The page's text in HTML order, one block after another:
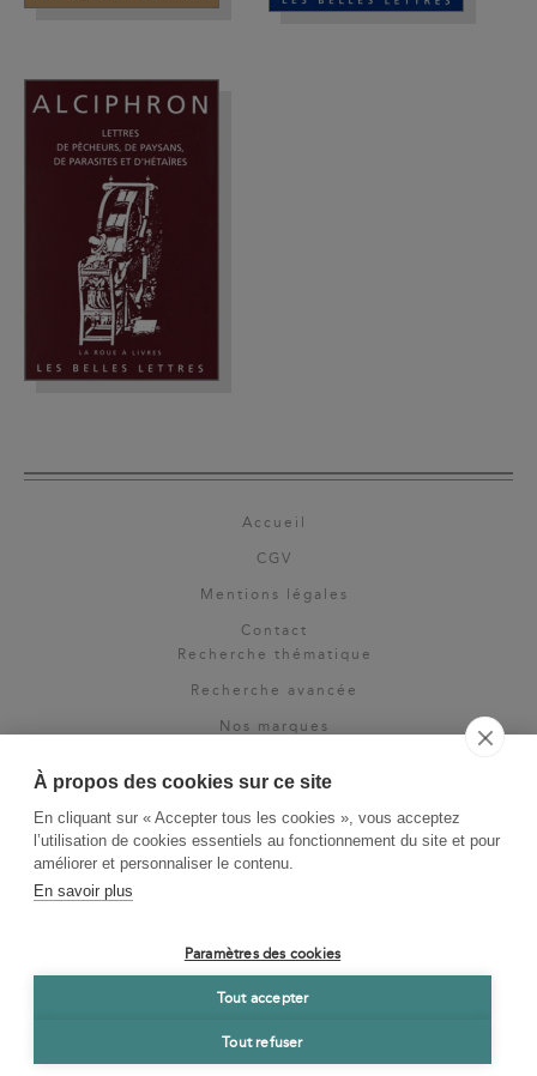
À propos des cookies sur ce site
En cliquant sur « Accepter tous les cookies », vous acceptez
l’utilisation de cookies essentiels au fonctionnement du site et pour
améliorer et personnaliser le contenu.
En savoir plus
Paramètres des cookies
Tout accepter
Tout refuser
Accueil
CGV
Mentions légales
Contact
Recherche thématique
Recherche avancée
Nos marques
Espace pro
Newsletter
La Vie des Classiques